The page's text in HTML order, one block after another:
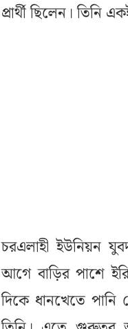
প্রার্থী ছিলেন। তিনি
চরএলাহী ইউনিয়ন
আগে বাড়ির পাশে
দিকে ধানখেতে